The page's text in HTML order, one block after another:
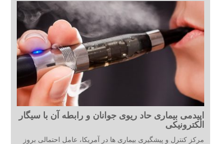
اپیدمی بیماری حاد ریوی جوانان و رابطه آن با سیگار
الکترونیکی
مرکز کنترل و پیشگیری بیماری ها در آمریکا، عامل احتمالی بروز